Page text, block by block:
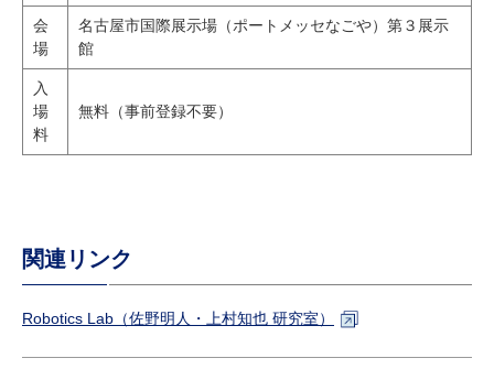
会
場
名古屋市国際展示場（ポートメッセなごや）第３展示
館
入
場
料
無料（事前登録不要）
関連リンク
Robotics Lab（佐野明人・上村知也 研究室）